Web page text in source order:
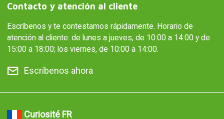
Contacto y atención al cliente
Escríbenos y te contestamos rápidamente. Horario de
atención al cliente: de lunes a jueves, de 10:00 a 14:00 y de
15:00 a 18:00; los viernes, de 10:00 a 14:00.
Escríbenos ahora
Curiosité FR